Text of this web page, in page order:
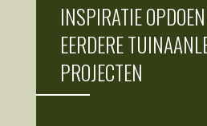
INSPIRATIE
EERDERE
PROJECTEN